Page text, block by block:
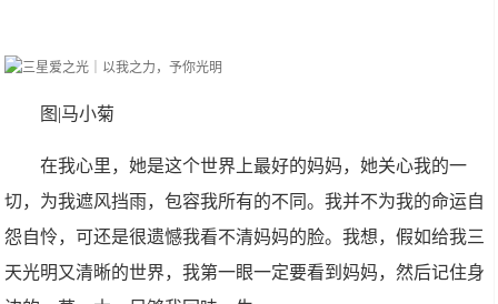
图|马小菊
在我心里，她是这个世界上最好的妈妈，她关心我的一
切，为我遮风挡雨，包容我所有的不同。我并不为我的命运自
怨自怜，可还是很遗憾我看不清妈妈的脸。我想，假如给我三
天光明又清晰的世界，我第一眼一定要看到妈妈，然后记住身